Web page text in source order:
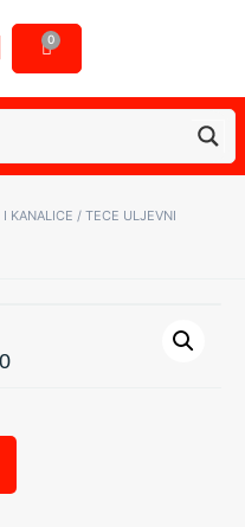
0
KANALICE / TECE ULJEVNI